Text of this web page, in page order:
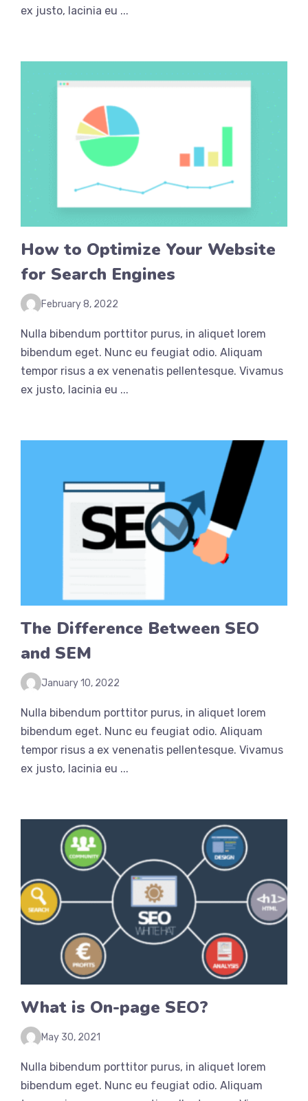
ex justo, lacinia eu ...
How to Optimize Your Website
for Search Engines
February 8, 2022
Nulla bibendum porttitor purus, in aliquet lorem
bibendum eget. Nunc eu feugiat odio. Aliquam
tempor risus a ex venenatis pellentesque. Vivamus
ex justo, lacinia eu ...
The Difference Between SEO
and SEM
January 10, 2022
Nulla bibendum porttitor purus, in aliquet lorem
bibendum eget. Nunc eu feugiat odio. Aliquam
tempor risus a ex venenatis pellentesque. Vivamus
ex justo, lacinia eu ...
What is On-page SEO?
May 30, 2021
Nulla bibendum porttitor purus, in aliquet lorem
bibendum eget. Nunc eu feugiat odio. Aliquam